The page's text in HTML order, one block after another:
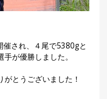
催され、４尾で5380gと
が優勝しました。
とうございました！